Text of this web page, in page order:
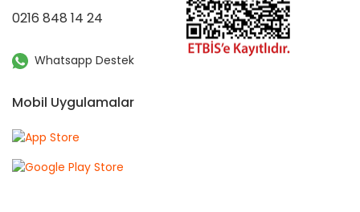
0216 848 14 24
Whatsapp Destek
Mobil Uygulamalar